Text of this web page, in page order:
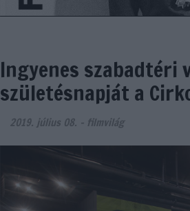
Ingyenes szabadtéri
születésnapját a
2019. július 08. - filmvilág